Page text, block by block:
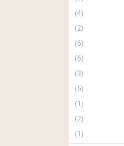
(
4
)
(
2
)
(
6
)
(
6
)
(
3
)
(
5
)
(
1
)
(
2
)
(
1
)